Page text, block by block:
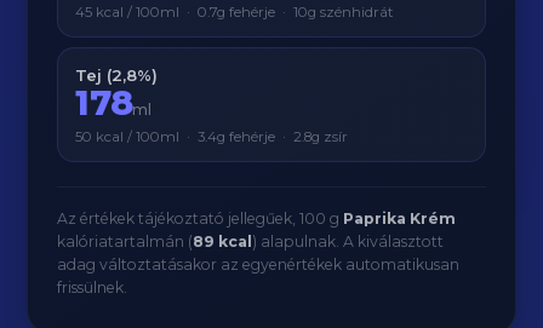
45 kcal / 100ml · 0.7g fehérje · 10g szénhidrát
Tej (2,8%)
178ml
50 kcal / 100ml · 3.4g fehérje · 2.8g zsír
Az értékek tájékoztató jellegűek, 100 g Paprika Krém
kalóriatartalmán (89 kcal ) alapulnak. A kiválasztott
adag változtatásakor az egyenértékek automatikusan
frissülnek.